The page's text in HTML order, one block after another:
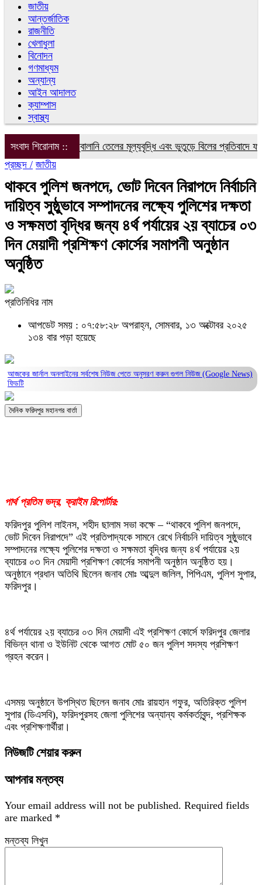
জাতীয়
আন্তর্জাতিক
রাজনীতি
খেলাধুলা
বিনোদন
গণমাধ্যম
অন্যান্য
আইন আদালত
ক্যাম্পাস
স্বাস্থ্য
সংবাদ শিরোনাম ::
বিদ্যুৎ, গ্যাস ও জ্বালানি তেলের মূল্যবৃদ্ধি এবং ভুতুড়ে বিলের প্রতিবাদে
প্রচ্ছদ / জাতীয়
থাকবে পুলিশ জনপদে, ভোট দিবেন নিরাপদে নির্বাচনি
দায়িত্ব সুষ্ঠুভাবে সম্পাদনের লক্ষ্যে পুলিশের দক্ষতা
ও সক্ষমতা বৃদ্ধির জন্য ৪র্থ পর্যায়ের ২য় ব্যাচের ০৩
দিন মেয়াদী প্রশিক্ষণ কোর্সের সমাপনী অনুষ্ঠান
অনুষ্ঠিত
প্রতিনিধির নাম
আপডেট সময় : ০৭:৫৮:২৮ অপরাহ্ন, সোমবার, ১৩ অক্টোবর ২০২৫
১৩৪ বার পড়া হয়েছে
আজকের জার্নাল অনলাইনের সর্বশেষ নিউজ পেতে অনুসরণ করুন গুগল নিউজ (Google News)
ফিডটি
দৈনিক ফরিদপুর মহানগর বার্তা
পার্থ প্রতিম ভদ্র, ক্রাইম রিপোর্টার:
ফরিদপুর পুলিশ লাইনস, শহীদ ছালাম সভা কক্ষে – “থাকবে পুলিশ জনপদে,
ভোট দিবেন নিরাপদে” এই প্রতিপাদ্যকে সামনে রেখে নির্বাচনি দায়িত্ব সুষ্ঠুভাবে
সম্পাদনের লক্ষ্যে পুলিশের দক্ষতা ও সক্ষমতা বৃদ্ধির জন্য ৪র্থ পর্যায়ের ২য়
ব্যাচের ০৩ দিন মেয়াদী প্রশিক্ষণ কোর্সের সমাপনী অনুষ্ঠান অনুষ্ঠিত হয়।
অনুষ্ঠানে প্রধান অতিথি ছিলেন জনাব মোঃ আব্দুল জলিল, পিপিএম, পুলিশ সুপার,
ফরিদপুর।
৪র্থ পর্যায়ের ২য় ব্যাচের ০৩ দিন মেয়াদী এই প্রশিক্ষণ কোর্সে ফরিদপুর জেলার
বিভিন্ন থানা ও ইউনিট থেকে আগত মোট ৫০ জন পুলিশ সদস্য প্রশিক্ষণ
গ্রহন করেন।
এসময় অনুষ্ঠানে উপস্থিত ছিলেন জনাব মোঃ রায়হান গফুর, অতিরিক্ত পুলিশ
সুপার (ডিএসবি), ফরিদপুরসহ জেলা পুলিশের অন্যান্য কর্মকর্তাবৃন্দ, প্রশিক্ষক
এবং প্রশিক্ষণার্থীরা।
নিউজটি শেয়ার করুন
আপনার মন্তব্য
Your email address will not be published. Required fields
are marked *
মন্তব্য লিখুন